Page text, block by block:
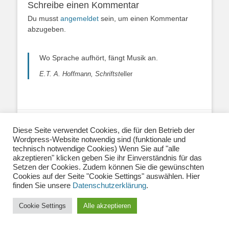
Schreibe einen Kommentar
Du musst angemeldet sein, um einen Kommentar
abzugeben.
Wo Sprache aufhört, fängt Musik an.
E.T. A. Hoffmann, Schriftsteller
Kontakt |Newsletter
| E-Mail:
info@musiklehrernetzwerk.de
Social Media:Mastodon|Instagram|Facebook-
Fotos auf dieser Website siehe Impressum
Catch Base vonCatch Themes
Diese Seite verwendet Cookies, die für den Betrieb der
Wordpress-Website notwendig sind (funktionale und
technisch notwendige Cookies) Wenn Sie auf "alle
akzeptieren" klicken geben Sie ihr Einverständnis für das
Setzen der Cookies. Zudem können Sie die gewünschten
Cookies auf der Seite "Cookie Settings" auswählen. Hier
finden Sie unsere Datenschutzerklärung.
Cookie Settings Alle akzeptieren